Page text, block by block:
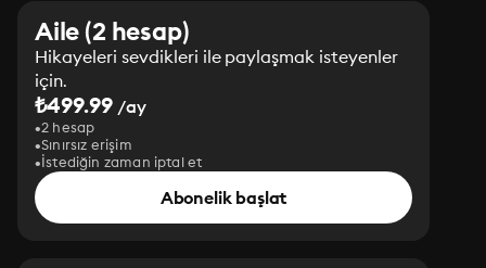
Aile (2 hesap)
Hikayeleri sevdikleri ile paylaşmak isteyenler
için.
₺499.99 /ay
2 hesap
Sınırsız erişim
İstediğin zaman iptal et
Abonelik başlat